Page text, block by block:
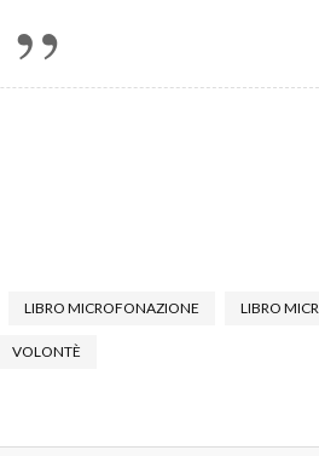
LIBRO MICROFONAZIONE LIBRO
VOLONTÈ